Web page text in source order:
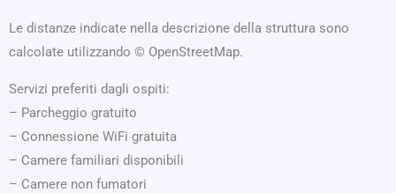
Le distanze indicate nella descrizione della struttura sono
calcolate utilizzando © OpenStreetMap.
Servizi preferiti dagli ospiti:
– Parcheggio gratuito
– Connessione WiFi gratuita
– Camere familiari disponibili
– Camere non fumatori